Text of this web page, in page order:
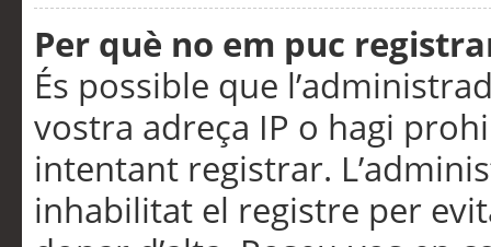
Per què no em puc
És possible que
vostra adreça IP o hagi
intentant registrar.
inhabilitat el registre per